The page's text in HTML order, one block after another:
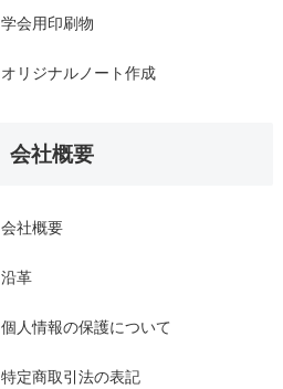
学会用印刷物
オリジナルノート作成
会社概要
会社概要
沿革
個人情報の保護について
特定商取引法の表記